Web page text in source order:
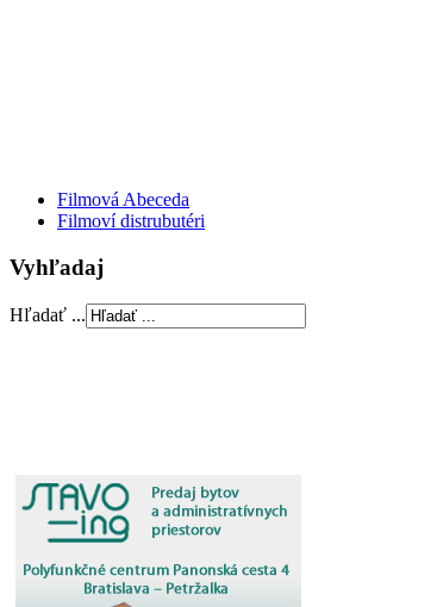
Filmová Abeceda
Filmoví distrubutéri
Vyhľadaj
Hľadať ...